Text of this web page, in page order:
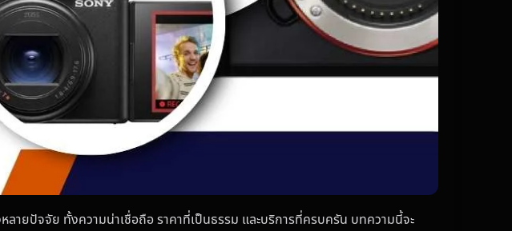
ายปัจจัย ทั้งความน่าเชื่อถือ ราคาที่เป็นธรรม และบริการที่ครบครัน บทความนี้จะ